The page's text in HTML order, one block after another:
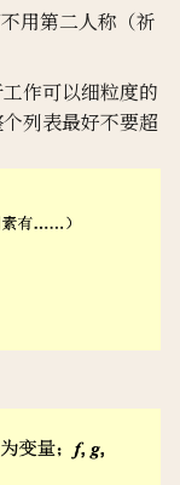
用第二人称（祈
作可以细粒度的
列表最好不要超